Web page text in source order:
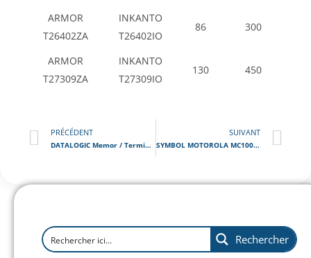
ARMOR
T26402ZA
INKANTO
T26402IO
86 300
ARMOR
T27309ZA
INKANTO
T27309IO
130 450
PRÉCÉDENT
DATALOGIC Memor / Terminal Portable
SUIVANT
SYMBOL MOTOROLA MC1000 / Terminal Portable
Rechercher